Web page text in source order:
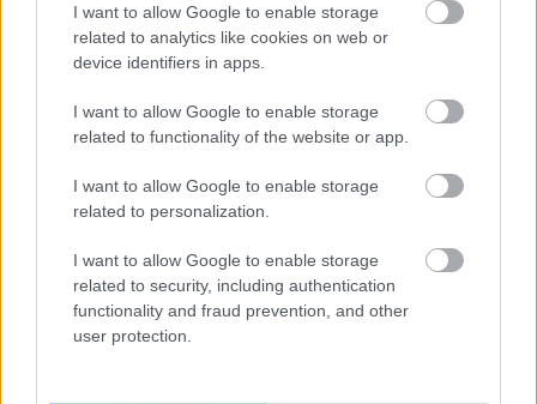
I want to allow Google to enable storage
related to analytics like cookies on web or
device identifiers in apps.
I want to allow Google to enable storage
related to functionality of the website or app.
I want to allow Google to enable storage
related to personalization.
I want to allow Google to enable storage
related to security, including authentication
functionality and fraud prevention, and other
user protection.
vezetéstámogató-rendszertől finoman szólva
nincsenek elragadtatva.
A Tesla az elmúlt hetekben kezdte meg a nyár végén
bemutatott újTesla 3 Highlandnévre keresztelt
járművének európai kiszállításait. Korábban lehetett már